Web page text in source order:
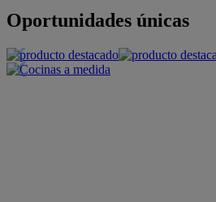
Oportunidades únicas